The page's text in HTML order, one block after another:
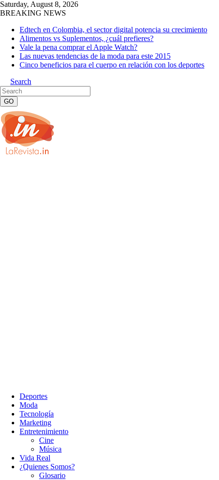
Saturday, August 8, 2026
BREAKING NEWS
Edtech en Colombia, el sector digital potencia su crecimiento
Alimentos vs Suplementos, ¿cuál prefieres?
Vale la pena comprar el Apple Watch?
Las nuevas tendencias de la moda para este 2015
Cinco beneficios para el cuerpo en relación con los deportes
Search
Deportes
Moda
Tecnología
Marketing
Entretenimiento
Cine
Música
Vida Real
¿Quienes Somos?
Glosario